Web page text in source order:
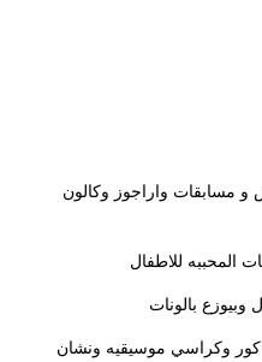
دي جي و 4 عرائس و مسابقات واراجوز وكالون
المحببه للاطفال
بالونات
وكراسي موسيقيه ونشان